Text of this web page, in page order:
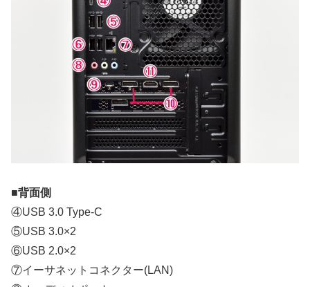
■背面側
④USB 3.0 Type-C
⑤USB 3.0×2
⑥USB 2.0×2
⑦イーサネットコネクター(LAN)